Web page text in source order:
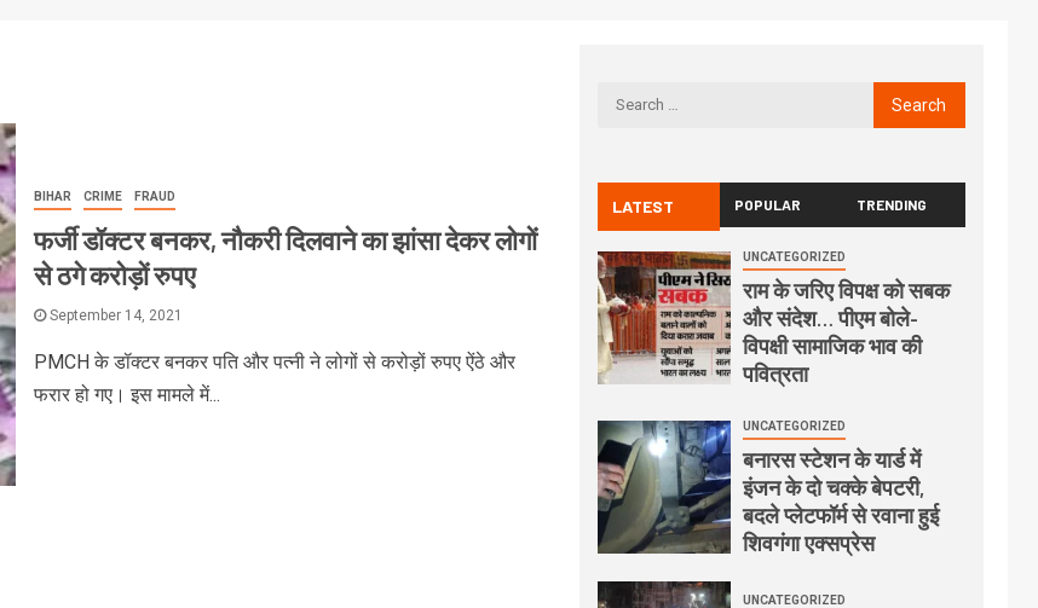
BIHAR CRIME FRAUD
फर्जी डॉक्टर बनकर, नौकरी दिलवाने का झांसा देकर लोगों
से ठगे करोड़ों रुपए
September 14, 2021
PMCH के डॉक्टर बनकर पति और पत्नी ने लोगों से करोड़ों रुपए ऐंठे और
फरार हो गए। इस मामले में...
LATEST POPULAR TRENDING
UNCATEGORIZED
राम के जरिए विपक्ष को सबक
और संदेश… पीएम बोले-
विपक्षी सामाजिक भाव की
पवित्रता
UNCATEGORIZED
बनारस स्टेशन के यार्ड में
इंजन के दो चक्के बेपटरी,
बदले प्लेटफॉर्म से रवाना हुई
शिवगंगा एक्सप्रेस
UNCATEGORIZED